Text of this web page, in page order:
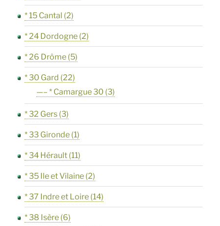
* 15 Cantal (2)
* 24 Dordogne (2)
* 26 Drôme (5)
* 30 Gard (22)
—– * Camargue 30 (3)
* 32 Gers (3)
* 33 Gironde (1)
* 34 Hérault (11)
* 35 Ile et Vilaine (2)
* 37 Indre et Loire (14)
* 38 Isère (6)